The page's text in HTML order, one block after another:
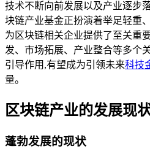
技术不断向前发展以及产业逐步
块链产业基金正扮演着举足轻重
为区块链相关企业提供了至关重
发、市场拓展、产业整合等多个
引导作用,有望成为引领未来科技
量。
区块链产业的发展现
蓬勃发展的现状